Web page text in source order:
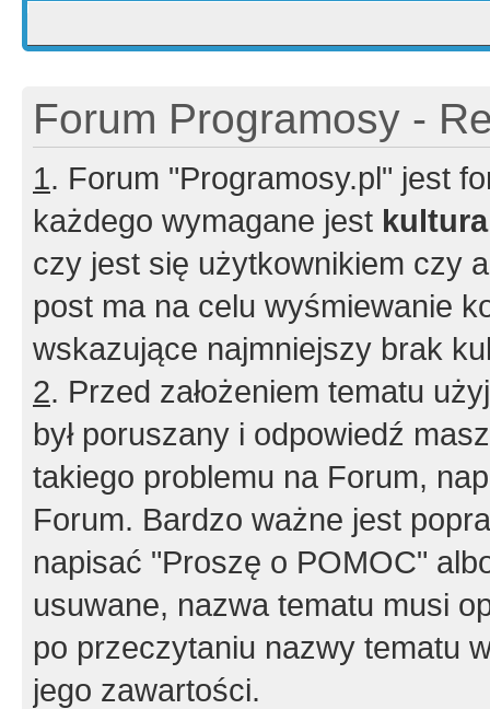
Forum Programosy -
1. Forum "Programosy.pl" jest
każdego wymagane jest
czy jest się użytkownikiem czy
post ma na celu wyśmiewanie
wskazujące najmniejszy brak
2. Przed założeniem tematu
był poruszany i odpowiedź
takiego problemu na Forum,
Forum. Bardzo ważne jest
napisać "Proszę o POMOC"
usuwane, nazwa tematu musi
po przeczytaniu nazwy tematu
jego zawartości.